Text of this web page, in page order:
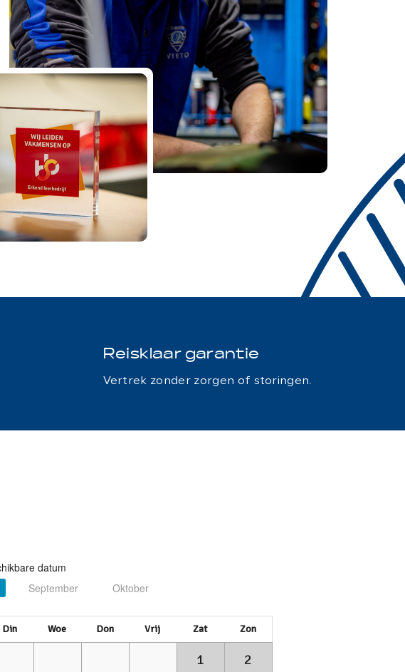
Reisklaar garantie
Vertrek zonder zorgen of storingen.